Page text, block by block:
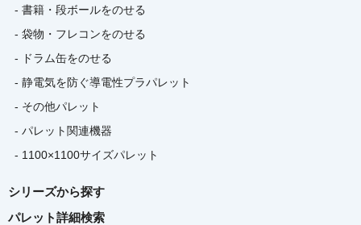
- 書籍・段ボールをのせる
- 袋物・フレコンをのせる
- ドラム缶をのせる
- 静電気を防ぐ導電性プラパレット
- その他パレット
- パレット関連機器
- 1100×1100サイズパレット
シリーズから探す
パレット詳細検索